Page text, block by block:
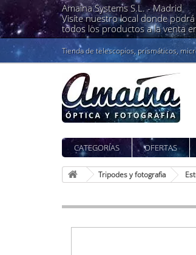
Amaina Systems S.L. -Madrid
Visíte nuestro local donde
todos los productos a la venta
Tienda de telescopios, prismáticos,
CATEGORÍAS OFERTAS
Tripodes y fotografia